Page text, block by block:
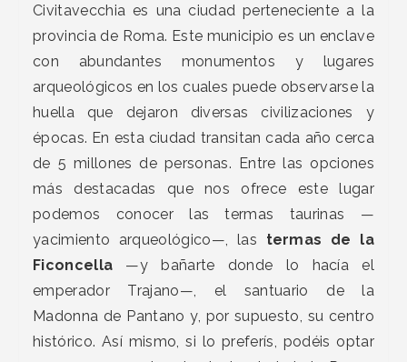
Civitavecchia es una ciudad perteneciente a la
provincia de Roma. Este municipio es un enclave
con abundantes monumentos y lugares
arqueológicos en los cuales puede observarse la
huella que dejaron diversas civilizaciones y
épocas. En esta ciudad transitan cada año cerca
de 5 millones de personas. Entre las opciones
más destacadas que nos ofrece este lugar
podemos conocer las termas taurinas —
yacimiento arqueológico—, las termas de la
Ficoncella —y bañarte donde lo hacía el
emperador Trajano—, el santuario de la
Madonna de Pantano y, por supuesto, su centro
histórico. Así mismo, si lo preferís, podéis optar